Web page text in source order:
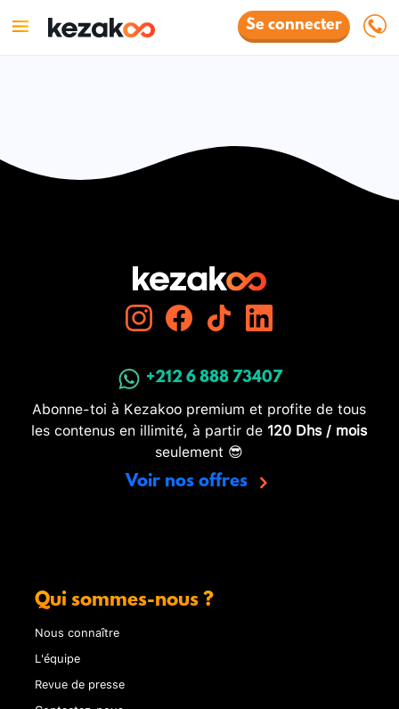
Se connecter
+212 6 888 73407
Abonne-toi à Kezakoo premium et profite de tous
les contenus en illimité, à partir de 120 Dhs / mois
seulement 😎
Voir nos offres
Qui sommes-nous ?
Nous connaître
L'équipe
Revue de presse